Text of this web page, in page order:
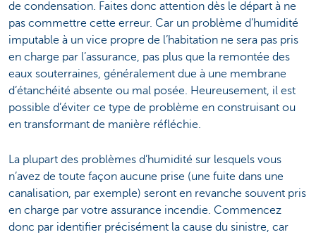
de condensation. Faites donc attention dès le départ à ne
pas commettre cette erreur. Car un problème d’humidité
imputable à un vice propre de l’habitation ne sera pas pris
en charge par l’assurance, pas plus que la remontée des
eaux souterraines, généralement due à une membrane
d’étanchéité absente ou mal posée. Heureusement, il est
possible d’éviter ce type de problème en construisant ou
en transformant de manière réfléchie.
La plupart des problèmes d’humidité sur lesquels vous
n’avez de toute façon aucune prise (une fuite dans une
canalisation, par exemple) seront en revanche souvent pris
en charge par votre assurance incendie. Commencez
donc par identifier précisément la cause du sinistre, car